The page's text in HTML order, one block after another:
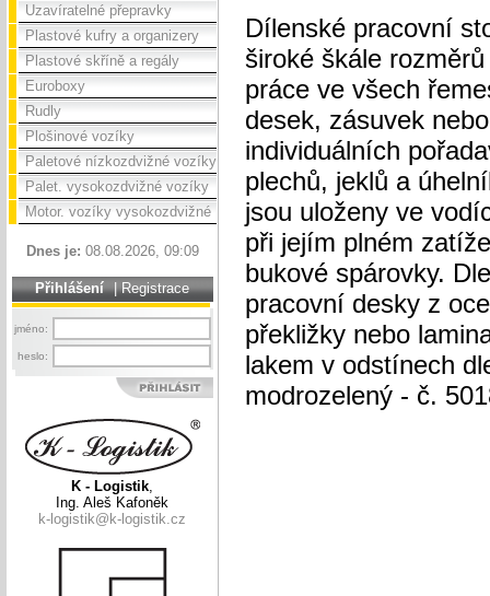
Uzavíratelné přepravky
Plastové kufry a organizery
Plastové skříně a regály
Euroboxy
Rudly
Plošinové vozíky
Paletové nízkozdvižné vozíky
Palet. vysokozdvižné vozíky
Motor. vozíky vysokozdvižné
Dnes je: 08.08.2026, 09:09
Přihlášení |Registrace
jméno:
heslo:
K - Logistik,
Ing. Aleš Kafoněk
k-logistik@k-logistik.cz
Dílenské pracovní
široké škále
práce ve všech
desek, zásuvek
individuálních
plechů, jeklů a
jsou uloženy ve
při jejím plném
bukové spárovky.
pracovní desky z
překližky nebo
lakem v odstínech
modrozelený - č.